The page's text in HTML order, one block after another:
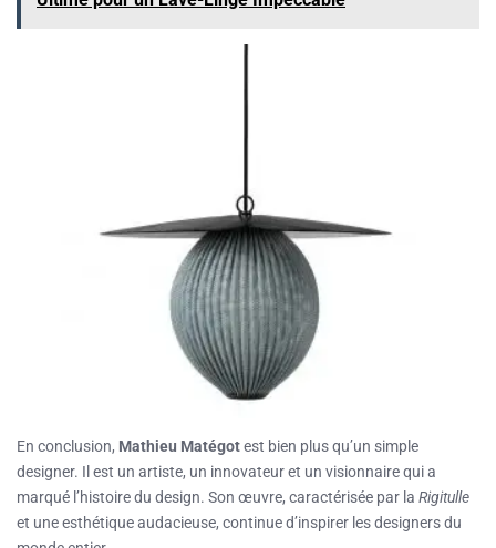
En conclusion, Mathieu Matégotest bien plus qu’un simple
designer. Il est un artiste, un innovateur et un visionnaire qui a
marqué l’histoire du design. Son œuvre, caractérisée par la Rigitulle
et une esthétique audacieuse, continue d’inspirer les designers du